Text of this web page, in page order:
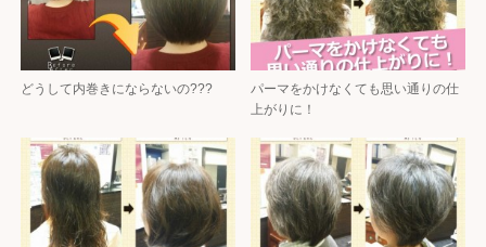
どうして内巻きにならないの???
パーマをかけなくても思い通りの仕
上がりに！